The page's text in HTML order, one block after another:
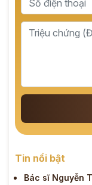
Tin nổi bật
Bác sĩ Nguyễn